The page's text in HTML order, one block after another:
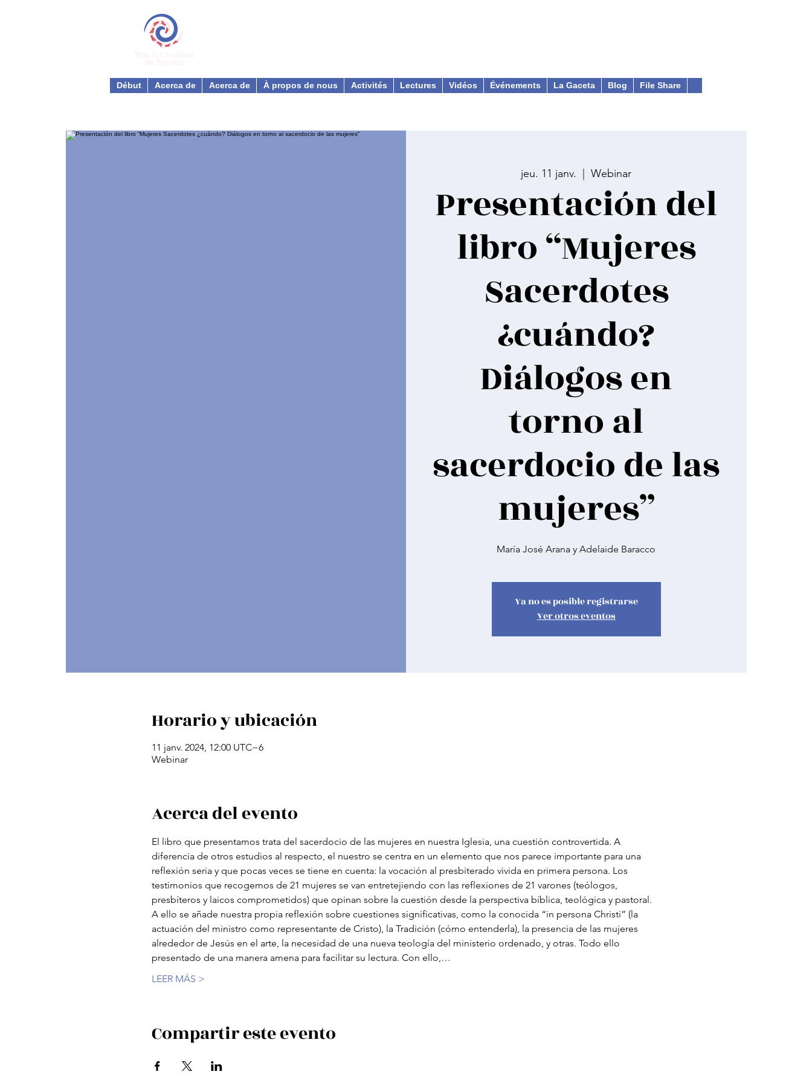
Début Acerca de Acerca de À propos de nous Activités Lectures Vidéos Événements La Gaceta Blog File Share
jeu. 11 janv.
  |
Webinar
Presentación del
libro “Mujeres
Sacerdotes
¿cuándo?
Diálogos en
torno al
sacerdocio de las
mujeres”
María José Arana y Adelaide Baracco
Ya no es posible registrarse
Ver otros eventos
Horario y ubicación
11 janv. 2024, 12:00 UTC−6
Webinar
Acerca del evento
El libro que presentamos trata del sacerdocio de las mujeres en nuestra Iglesia, una cuestión controvertida. A
diferencia de otros estudios al respecto, el nuestro se centra en un elemento que nos parece importante para una
reflexión seria y que pocas veces se tiene en cuenta: la vocación al presbiterado vivida en primera persona. Los
testimonios que recogemos de 21 mujeres se van entretejiendo con las reflexiones de 21 varones (teólogos,
presbíteros y laicos comprometidos) que opinan sobre la cuestión desde la perspectiva bíblica, teológica y pastoral.
A ello se añade nuestra propia reflexión sobre cuestiones significativas, como la conocida “in persona Christi” (la
actuación del ministro como representante de Cristo), la Tradición (cómo entenderla), la presencia de las mujeres
alrededor de Jesús en el arte, la necesidad de una nueva teología del ministerio ordenado, y otras. Todo ello
presentado de una manera amena para facilitar su lectura. Con ello,…
LEER MÁS >
Compartir este evento